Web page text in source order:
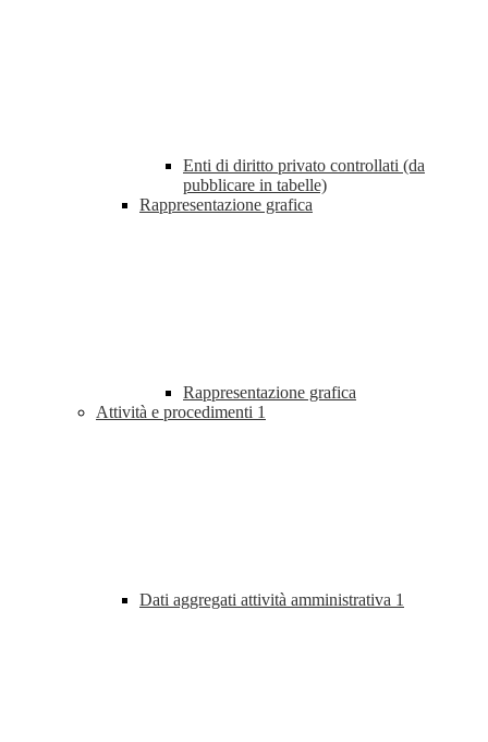
Enti di diritto privato controllati (da
pubblicare in tabelle)
Rappresentazione grafica
Rappresentazione grafica
Attività e procedimenti 1
Dati aggregati attività amministrativa 1